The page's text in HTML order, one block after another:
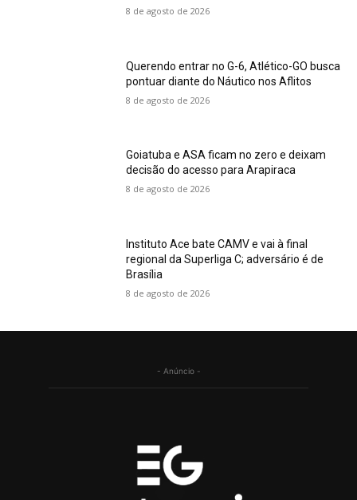
8 de agosto de 2026
Querendo entrar no G-6, Atlético-GO busca
pontuar diante do Náutico nos Aflitos
8 de agosto de 2026
Goiatuba e ASA ficam no zero e deixam
decisão do acesso para Arapiraca
8 de agosto de 2026
Instituto Ace bate CAMV e vai à final
regional da Superliga C; adversário é de
Brasília
8 de agosto de 2026
- Anúncio -